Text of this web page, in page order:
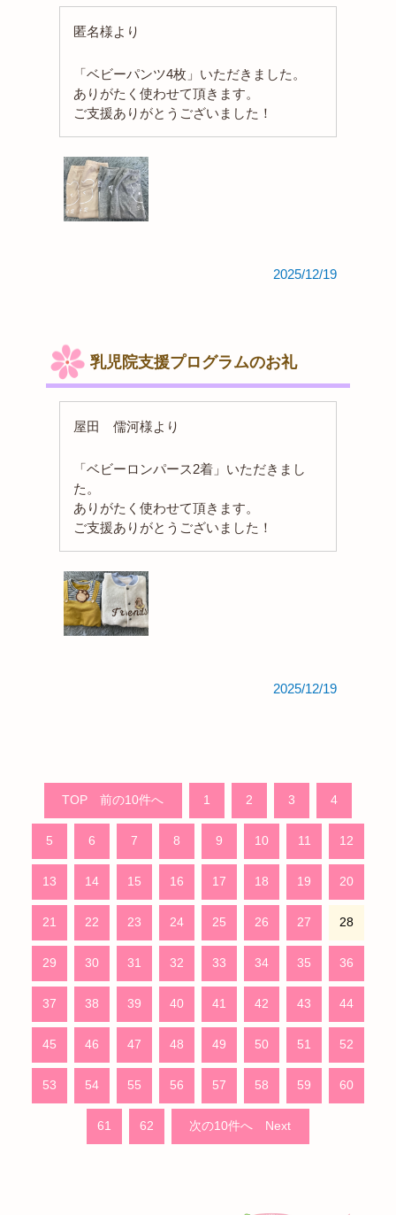
匿名様より
「ベビーパンツ4枚」いただきました。
ありがたく使わせて頂きます。
ご支援ありがとうございました！
2025/12/19
乳児院支援プログラムのお礼
屋田 儒河様より
「ベビーロンパース2着」いただきまし
た。
ありがたく使わせて頂きます。
ご支援ありがとうございました！
2025/12/19
TOP 1 2 3 4
5 6 7 8 9 10 11 12
13 14 15 16 17 18 19 20
21 22 23 24 25 26 27 28
29 30 31 32 33 34 35 36
37 38 39 40 41 42 43 44
45 46 47 48 49 50 51 52
53 54 55 56 57 58 59 60
61 62 Next